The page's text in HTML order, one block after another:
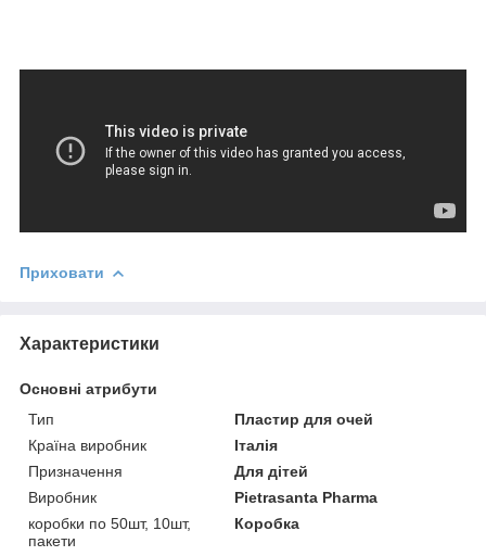
Приховати
Характеристики
Основні атрибути
Тип
Пластир для очей
Країна виробник
Італія
Призначення
Для дітей
Виробник
Pietrasanta Pharma
коробки по 50шт, 10шт,
пакети
Коробка